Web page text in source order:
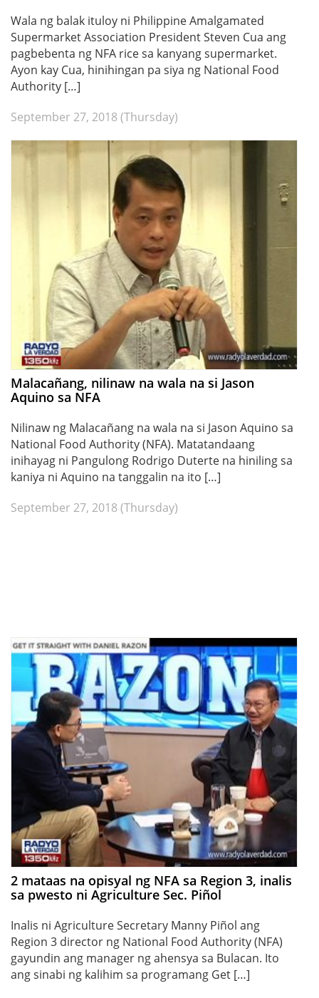
Wala ng balak ituloy ni Philippine Amalgamated
Supermarket Association President Steven Cua ang
pagbebenta ng NFA rice sa kanyang supermarket.
Ayon kay Cua, hinihingan pa siya ng National Food
Authority […]
September 27, 2018 (Thursday)
Malacañang, nilinaw na wala na si Jason
Aquino sa NFA
Nilinaw ng Malacañang na wala na si Jason Aquino sa
National Food Authority (NFA). Matatandaang
inihayag ni Pangulong Rodrigo Duterte na hiniling sa
kaniya ni Aquino na tanggalin na ito […]
September 27, 2018 (Thursday)
2 mataas na opisyal ng NFA sa Region 3, inalis
sa pwesto ni Agriculture Sec. Piñol
Inalis ni Agriculture Secretary Manny Piñol ang
Region 3 director ng National Food Authority (NFA)
gayundin ang manager ng ahensya sa Bulacan. Ito
ang sinabi ng kalihim sa programang Get […]